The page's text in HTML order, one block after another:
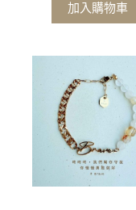
加入購物車